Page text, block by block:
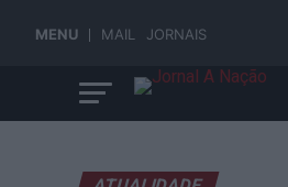
MENU MAIL JORNAIS